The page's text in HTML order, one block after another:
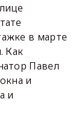
в марте
Как
Павел
и
и